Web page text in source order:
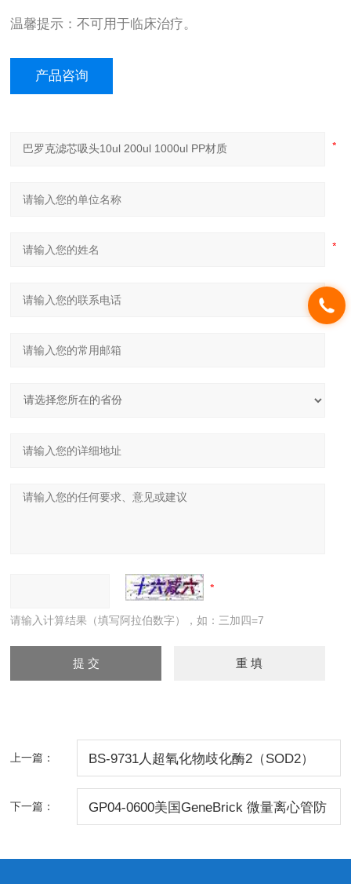
温馨提示：不可用于临床治疗。
产品咨询
请输入计算结果（填写阿拉伯数字），如：三加四=7
上一篇： BS-9731人超氧化物歧化酶2（SOD2）
下一篇： GP04-0600美国GeneBrick 微量离心管防